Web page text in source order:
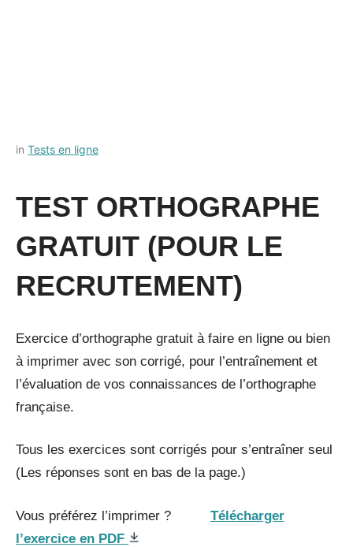
Posted
juillet
by
in Tests en ligne
TEST ORTHOGRAPHE
GRATUIT (POUR LE
RECRUTEMENT)
Exercice d’orthographe gratuit à faire en ligne ou bien
à imprimer avec son corrigé, pour l’entraînement et
l’évaluation de vos connaissances de l’orthographe
française.
Tous les exercices sont corrigés pour s’entraîner seul
(Les réponses sont en bas de la page.)
Vous préférez l’imprimer ? Télécharger
l’exercice en PDF